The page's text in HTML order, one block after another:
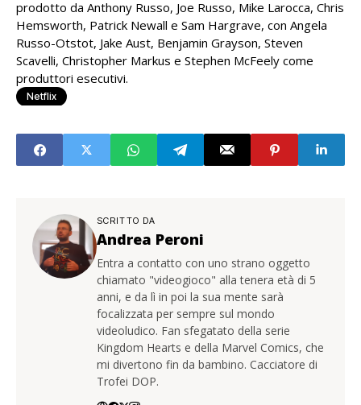
prodotto da Anthony Russo, Joe Russo, Mike Larocca, Chris
Hemsworth, Patrick Newall e Sam Hargrave, con Angela
Russo-Otstot, Jake Aust, Benjamin Grayson, Steven
Scavelli, Christopher Markus e Stephen McFeely come
produttori esecutivi.
Netflix
SCRITTO DA
Andrea Peroni
Entra a contatto con uno strano oggetto
chiamato "videogioco" alla tenera età di 5
anni, e da lì in poi la sua mente sarà
focalizzata per sempre sul mondo
videoludico. Fan sfegatato della serie
Kingdom Hearts e della Marvel Comics, che
mi divertono fin da bambino. Cacciatore di
Trofei DOP.